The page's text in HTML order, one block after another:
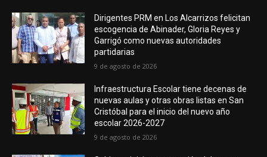
Dirigentes PRM en Los Alcarrizos felicitan
escogencia de Abinader, Gloria Reyes y
Garrigó como nuevas autoridades
partidarias
9 de agosto de 2026
Infraestructura Escolar tiene decenas de
nuevas aulas y otras obras listas en San
Cristóbal para el inicio del nuevo año
escolar 2026-2027
9 de agosto de 2026